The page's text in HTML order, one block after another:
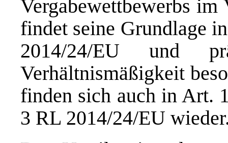
Vergabewettbewerbs
findet seine Grundlage
2014/24/EU und
Verhältnismäßigkeit
finden sich auch in Art.
3 RL 2014/24/EU